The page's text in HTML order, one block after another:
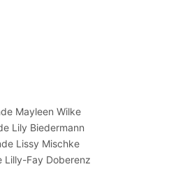
Mayleen Wilke
Lily Biedermann
Lissy Mischke
Lilly-Fay Doberenz